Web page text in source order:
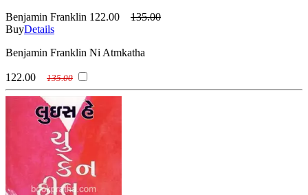
Benjamin Franklin 122.00
135.00
BuyDetails
Benjamin Franklin Ni Atmkatha
122.00 135.00